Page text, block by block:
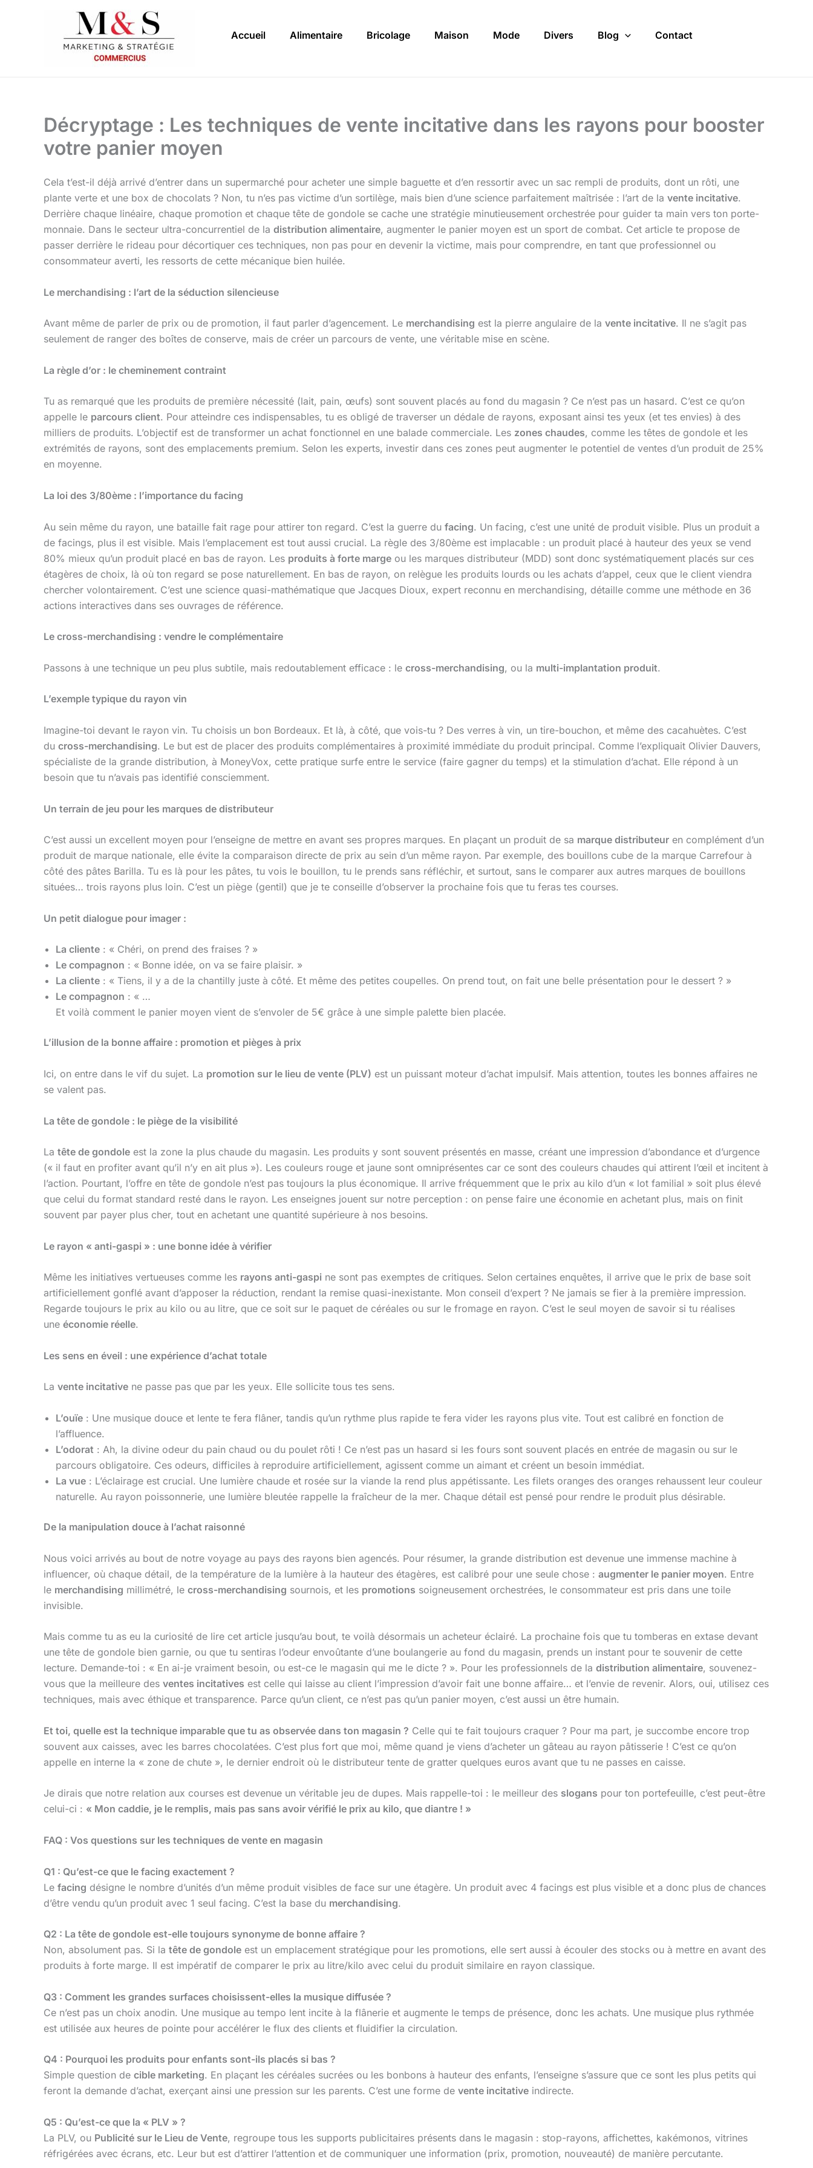
Accueil Alimentaire Bricolage Maison Mode Divers Blog Contact
Décryptage : Les techniques de vente incitative dans les rayons pour booster
votre panier moyen
Cela t’est-il déjà arrivé d’entrer dans un supermarché pour acheter une simple baguette et d’en ressortir avec un sac rempli de produits, dont un rôti, une
plante verte et une box de chocolats ? Non, tu n’es pas victime d’un sortilège, mais bien d’une science parfaitement maîtrisée : l’art de la vente incitative.
Derrière chaque linéaire, chaque promotion et chaque tête de gondole se cache une stratégie minutieusement orchestrée pour guider ta main vers ton porte-
monnaie. Dans le secteur ultra-concurrentiel de la distribution alimentaire, augmenter le panier moyen est un sport de combat. Cet article te propose de
passer derrière le rideau pour décortiquer ces techniques, non pas pour en devenir la victime, mais pour comprendre, en tant que professionnel ou
consommateur averti, les ressorts de cette mécanique bien huilée.
Le merchandising : l’art de la séduction silencieuse
Avant même de parler de prix ou de promotion, il faut parler d’agencement. Le merchandising est la pierre angulaire de la vente incitative. Il ne s’agit pas
seulement de ranger des boîtes de conserve, mais de créer un parcours de vente, une véritable mise en scène.
La règle d’or : le cheminement contraint
Tu as remarqué que les produits de première nécessité (lait, pain, œufs) sont souvent placés au fond du magasin ? Ce n’est pas un hasard. C’est ce qu’on
appelle le parcours client. Pour atteindre ces indispensables, tu es obligé de traverser un dédale de rayons, exposant ainsi tes yeux (et tes envies) à des
milliers de produits. L’objectif est de transformer un achat fonctionnel en une balade commerciale. Les zones chaudes, comme les têtes de gondole et les
extrémités de rayons, sont des emplacements premium. Selon les experts, investir dans ces zones peut augmenter le potentiel de ventes d’un produit de 25%
en moyenne.
La loi des 3/80ème : l’importance du facing
Au sein même du rayon, une bataille fait rage pour attirer ton regard. C’est la guerre du facing. Un facing, c’est une unité de produit visible. Plus un produit a
de facings, plus il est visible. Mais l’emplacement est tout aussi crucial. La règle des 3/80ème est implacable : un produit placé à hauteur des yeux se vend
80% mieux qu’un produit placé en bas de rayon. Les produits à forte marge ou les marques distributeur (MDD) sont donc systématiquement placés sur ces
étagères de choix, là où ton regard se pose naturellement. En bas de rayon, on relègue les produits lourds ou les achats d’appel, ceux que le client viendra
chercher volontairement. C’est une science quasi-mathématique que Jacques Dioux, expert reconnu en merchandising, détaille comme une méthode en 36
actions interactives dans ses ouvrages de référence.
Le cross-merchandising : vendre le complémentaire
Passons à une technique un peu plus subtile, mais redoutablement efficace : le cross-merchandising, ou la multi-implantation produit.
L’exemple typique du rayon vin
Imagine-toi devant le rayon vin. Tu choisis un bon Bordeaux. Et là, à côté, que vois-tu ? Des verres à vin, un tire-bouchon, et même des cacahuètes. C’est
du cross-merchandising. Le but est de placer des produits complémentaires à proximité immédiate du produit principal. Comme l’expliquait Olivier Dauvers,
spécialiste de la grande distribution, à MoneyVox, cette pratique surfe entre le service (faire gagner du temps) et la stimulation d’achat. Elle répond à un
besoin que tu n’avais pas identifié consciemment.
Un terrain de jeu pour les marques de distributeur
C’est aussi un excellent moyen pour l’enseigne de mettre en avant ses propres marques. En plaçant un produit de sa marque distributeur en complément d’un
produit de marque nationale, elle évite la comparaison directe de prix au sein d’un même rayon. Par exemple, des bouillons cube de la marque Carrefour à
côté des pâtes Barilla. Tu es là pour les pâtes, tu vois le bouillon, tu le prends sans réfléchir, et surtout, sans le comparer aux autres marques de bouillons
situées… trois rayons plus loin. C’est un piège (gentil) que je te conseille d’observer la prochaine fois que tu feras tes courses.
Un petit dialogue pour imager :
La cliente : « Chéri, on prend des fraises ? »
Le compagnon : « Bonne idée, on va se faire plaisir. »
La cliente : « Tiens, il y a de la chantilly juste à côté. Et même des petites coupelles. On prend tout, on fait une belle présentation pour le dessert ? »
Le compagnon : « …
Et voilà comment le panier moyen vient de s’envoler de 5€ grâce à une simple palette bien placée.
L’illusion de la bonne affaire : promotion et pièges à prix
Ici, on entre dans le vif du sujet. La promotion sur le lieu de vente (PLV) est un puissant moteur d’achat impulsif. Mais attention, toutes les bonnes affaires ne
se valent pas.
La tête de gondole : le piège de la visibilité
La tête de gondole est la zone la plus chaude du magasin. Les produits y sont souvent présentés en masse, créant une impression d’abondance et d’urgence
(« il faut en profiter avant qu’il n’y en ait plus »). Les couleurs rouge et jaune sont omniprésentes car ce sont des couleurs chaudes qui attirent l’œil et incitent à
l’action. Pourtant, l’offre en tête de gondole n’est pas toujours la plus économique. Il arrive fréquemment que le prix au kilo d’un « lot familial » soit plus élevé
que celui du format standard resté dans le rayon. Les enseignes jouent sur notre perception : on pense faire une économie en achetant plus, mais on finit
souvent par payer plus cher, tout en achetant une quantité supérieure à nos besoins.
Le rayon « anti-gaspi » : une bonne idée à vérifier
Même les initiatives vertueuses comme les rayons anti-gaspi ne sont pas exemptes de critiques. Selon certaines enquêtes, il arrive que le prix de base soit
artificiellement gonflé avant d’apposer la réduction, rendant la remise quasi-inexistante. Mon conseil d’expert ? Ne jamais se fier à la première impression.
Regarde toujours le prix au kilo ou au litre, que ce soit sur le paquet de céréales ou sur le fromage en rayon. C’est le seul moyen de savoir si tu réalises
une économie réelle.
Les sens en éveil : une expérience d’achat totale
La vente incitative ne passe pas que par les yeux. Elle sollicite tous tes sens.
L’ouïe : Une musique douce et lente te fera flâner, tandis qu’un rythme plus rapide te fera vider les rayons plus vite. Tout est calibré en fonction de
l’affluence.
L’odorat : Ah, la divine odeur du pain chaud ou du poulet rôti ! Ce n’est pas un hasard si les fours sont souvent placés en entrée de magasin ou sur le
parcours obligatoire. Ces odeurs, difficiles à reproduire artificiellement, agissent comme un aimant et créent un besoin immédiat.
La vue : L’éclairage est crucial. Une lumière chaude et rosée sur la viande la rend plus appétissante. Les filets oranges des oranges rehaussent leur couleur
naturelle. Au rayon poissonnerie, une lumière bleutée rappelle la fraîcheur de la mer. Chaque détail est pensé pour rendre le produit plus désirable.
De la manipulation douce à l’achat raisonné
Nous voici arrivés au bout de notre voyage au pays des rayons bien agencés. Pour résumer, la grande distribution est devenue une immense machine à
influencer, où chaque détail, de la température de la lumière à la hauteur des étagères, est calibré pour une seule chose : augmenter le panier moyen. Entre
le merchandising millimétré, le cross-merchandising sournois, et les promotions soigneusement orchestrées, le consommateur est pris dans une toile
invisible.
Mais comme tu as eu la curiosité de lire cet article jusqu’au bout, te voilà désormais un acheteur éclairé. La prochaine fois que tu tomberas en extase devant
une tête de gondole bien garnie, ou que tu sentiras l’odeur envoûtante d’une boulangerie au fond du magasin, prends un instant pour te souvenir de cette
lecture. Demande-toi : « En ai-je vraiment besoin, ou est-ce le magasin qui me le dicte ? ». Pour les professionnels de la distribution alimentaire, souvenez-
vous que la meilleure des ventes incitatives est celle qui laisse au client l’impression d’avoir fait une bonne affaire… et l’envie de revenir. Alors, oui, utilisez ces
techniques, mais avec éthique et transparence. Parce qu’un client, ce n’est pas qu’un panier moyen, c’est aussi un être humain.
Et toi, quelle est la technique imparable que tu as observée dans ton magasin ? Celle qui te fait toujours craquer ? Pour ma part, je succombe encore trop
souvent aux caisses, avec les barres chocolatées. C’est plus fort que moi, même quand je viens d’acheter un gâteau au rayon pâtisserie ! C’est ce qu’on
appelle en interne la « zone de chute », le dernier endroit où le distributeur tente de gratter quelques euros avant que tu ne passes en caisse.
Je dirais que notre relation aux courses est devenue un véritable jeu de dupes. Mais rappelle-toi : le meilleur des slogans pour ton portefeuille, c’est peut-être
celui-ci : « Mon caddie, je le remplis, mais pas sans avoir vérifié le prix au kilo, que diantre ! »
FAQ : Vos questions sur les techniques de vente en magasin
Q1 : Qu’est-ce que le facing exactement ?
Le facing désigne le nombre d’unités d’un même produit visibles de face sur une étagère. Un produit avec 4 facings est plus visible et a donc plus de chances
d’être vendu qu’un produit avec 1 seul facing. C’est la base du merchandising.
Q2 : La tête de gondole est-elle toujours synonyme de bonne affaire ?
Non, absolument pas. Si la tête de gondole est un emplacement stratégique pour les promotions, elle sert aussi à écouler des stocks ou à mettre en avant des
produits à forte marge. Il est impératif de comparer le prix au litre/kilo avec celui du produit similaire en rayon classique.
Q3 : Comment les grandes surfaces choisissent-elles la musique diffusée ?
Ce n’est pas un choix anodin. Une musique au tempo lent incite à la flânerie et augmente le temps de présence, donc les achats. Une musique plus rythmée
est utilisée aux heures de pointe pour accélérer le flux des clients et fluidifier la circulation.
Q4 : Pourquoi les produits pour enfants sont-ils placés si bas ?
Simple question de cible marketing. En plaçant les céréales sucrées ou les bonbons à hauteur des enfants, l’enseigne s’assure que ce sont les plus petits qui
feront la demande d’achat, exerçant ainsi une pression sur les parents. C’est une forme de vente incitative indirecte.
Q5 : Qu’est-ce que la « PLV » ?
La PLV, ou Publicité sur le Lieu de Vente, regroupe tous les supports publicitaires présents dans le magasin : stop-rayons, affichettes, kakémonos, vitrines
réfrigérées avec écrans, etc. Leur but est d’attirer l’attention et de communiquer une information (prix, promotion, nouveauté) de manière percutante.